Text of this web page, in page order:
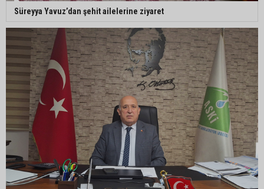
Göçükte hayatını kaybeden işçinin cenazesi
ailesine teslim edildi
Yumurtalık Belediye Başkanı Erdinç Altıok: “Ben
bir yere gitmiyorum, partimdeyim”
Süreyya Yavuz’dan şehit ailelerine ziyaret